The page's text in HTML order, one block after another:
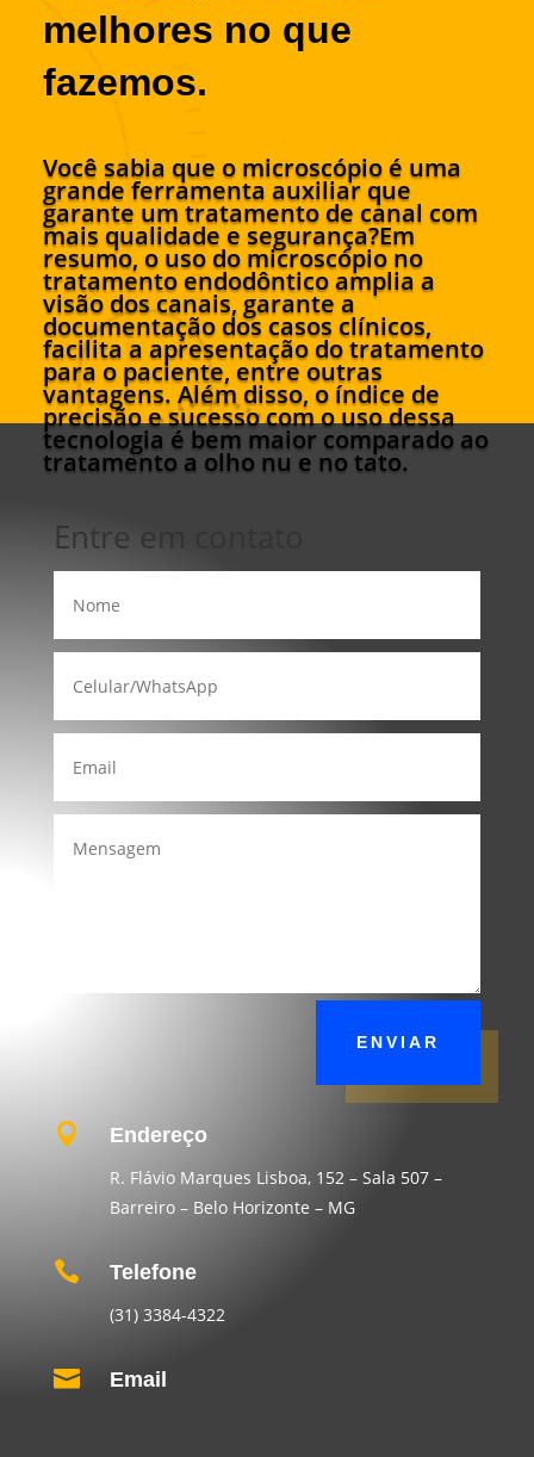
melhores no que
fazemos.
Você sabia que o microscópio é uma
grande ferramenta auxiliar que
garante um tratamento de canal com
mais qualidade e segurança?Em
resumo, o uso do microscópio no
tratamento endodôntico amplia a
visão dos canais, garante a
documentação dos casos clínicos,
facilita a apresentação do tratamento
para o paciente, entre outras
vantagens. Além disso, o índice de
precisão e sucesso com o uso dessa
tecnologia é bem maior comparado ao
tratamento a olho nu e no tato.
Entre em contato
ENVIAR
 Endereço
R. Flávio Marques Lisboa, 152 – Sala 507 –
Barreiro – Belo Horizonte – MG
 Telefone
(31) 3384-4322
 Email